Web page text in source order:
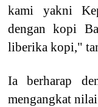
kami yakni
dengan kopi
liberika kopi,"
Ia berharap
mengangkat